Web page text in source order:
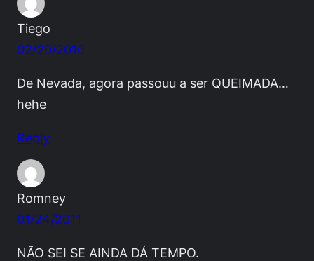
Tiego
02/20/2010
De Nevada, agora passouu a ser QUEIMADA…
hehe
Reply
Romney
01/24/2011
NÃO SEI SE AINDA DÁ TEMPO.